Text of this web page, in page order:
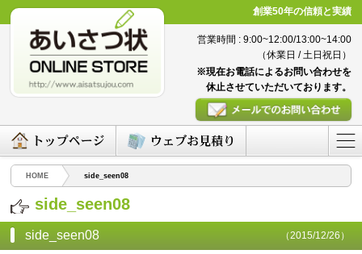
創業50年の信頼と実績
営業時間 : 9:00~12:00/13:00~14:00
（休業日 / 土日祝日）
※現在お電話によるお問い合わせを
休止させていただいております。
HOME side_seen08
side_seen08
side_seen08 （2015/12/26）